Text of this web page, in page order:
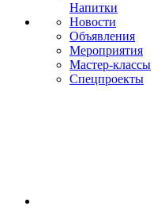
Напитки
Новости
Объявления
Мероприятия
Мастер-классы
Спецпроекты